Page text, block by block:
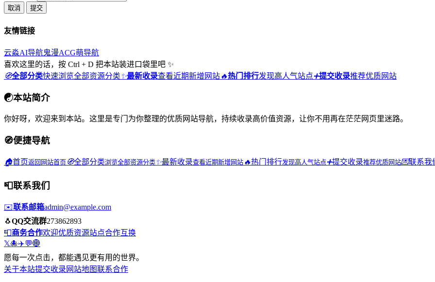
取消 提交
友情链接
云淼AI导航鬼漫ACG萌导航
喜欢这里的话，按 Ctrl + D 把本站装进口袋里吧 ✨
🧭全部分类快速浏览全部资源分类✨最新收录查看近期新增网站🔥热门排行发现高人气站点➕提交收录推荐优质网站
☯本站简介
你好呀，欢迎来到本站。这里是专门为你整理的优质网站导航，持续收录高价值资源，让你不用再在茫茫网页里迷路。
🧭便捷导航
🏠首页返回网站首页 🧭全部分类浏览全部资源分类✨最新收录查看近期新增网站 🔥热门排行发现高人气站点➕提交收录推荐优质网站💌联系我
📮联系我们
✉️联系邮箱admin@example.com
🐧QQ交流群273862893
📮商务合作欢迎优质资源站点合作互换
𝕏🐙✈️💬🌐
愿每一次点击，都能遇见更有用的世界。
关于本站提交收录 网站地图联系合作